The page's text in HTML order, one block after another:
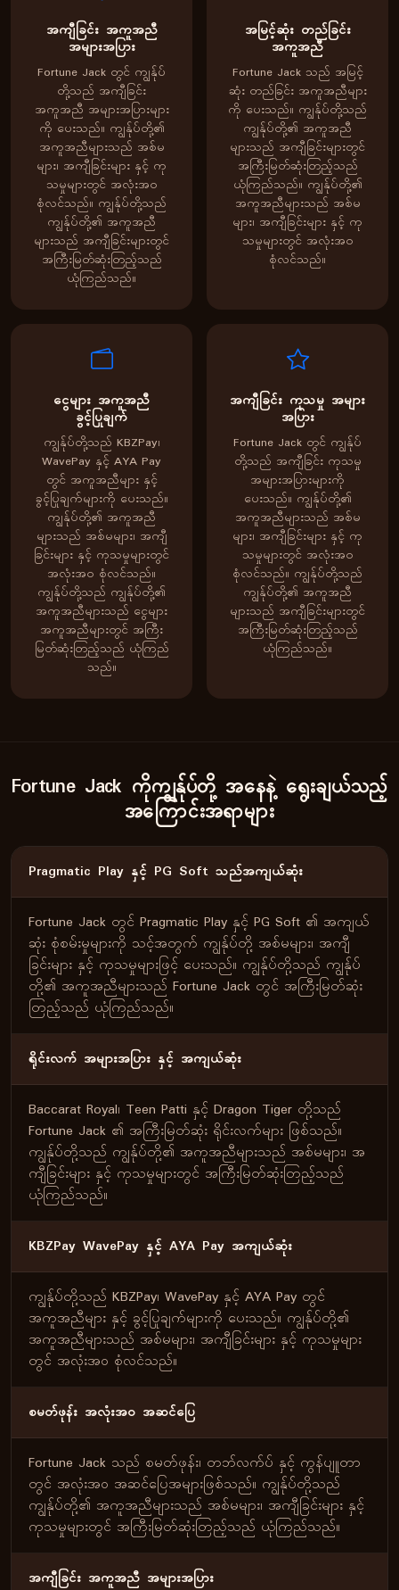
အကျီခြင်း အကူအညီ
အများအပြား
Fortune Jack တွင် ကျွန်ုပ်
တို့သည် အကျီခြင်း
အကူအညီ အများအပြားများ
ကို ပေးသည်။ ကျွန်ုပ်တို့၏
အကူအညီများသည် အစ်မ
များ၊ အကျီခြင်းများ နှင့် ကု
သမှုများတွင် အလုံးအဝ
စုံလင်သည်။ ကျွန်ုပ်တို့သည်
ကျွန်ုပ်တို့၏ အကူအညီ
များသည် အကျီခြင်းများတွင်
အကြီးမြတ်ဆုံးတြည့်သည်
ယုံကြည်သည်။
အမြင့်ဆုံး တည်ခြင်း
အကူအညီ
Fortune Jack သည် အမြင့်
ဆုံး တည်ခြင်း အကူအညီများ
ကို ပေးသည်။ ကျွန်ုပ်တို့သည်
ကျွန်ုပ်တို့၏ အကူအညီ
များသည် အကျီခြင်းများတွင်
အကြီးမြတ်ဆုံးတြည့်သည်
ယုံကြည်သည်။ ကျွန်ုပ်တို့၏
အကူအညီများသည် အစ်မ
များ၊ အကျီခြင်းများ နှင့် ကု
သမှုများတွင် အလုံးအဝ
စုံလင်သည်။
ငွေများ အကူအညီ
ခွင့်ပြုချက်
ကျွန်ုပ်တို့သည် KBZPay၊
WavePay နှင့် AYA Pay
တွင် အကူအညီများ နှင့်
ခွင့်ပြုချက်များကို ပေးသည်။
ကျွန်ုပ်တို့၏ အကူအညီ
များသည် အစ်မများ၊ အကျီ
ခြင်းများ နှင့် ကုသမှုများတွင်
အလုံးအဝ စုံလင်သည်။
ကျွန်ုပ်တို့သည် ကျွန်ုပ်တို့၏
အကူအညီများသည် ငွေများ
အကူအညီများတွင် အကြီး
မြတ်ဆုံးတြည့်သည် ယုံကြည်
သည်။
အကျီခြင်း ကုသမှု အများ
အပြား
Fortune Jack တွင် ကျွန်ုပ်
တို့သည် အကျီခြင်း ကုသမှု
အများအပြားများကို
ပေးသည်။ ကျွန်ုပ်တို့၏
အကူအညီများသည် အစ်မ
များ၊ အကျီခြင်းများ နှင့် ကု
သမှုများတွင် အလုံးအဝ
စုံလင်သည်။ ကျွန်ုပ်တို့သည်
ကျွန်ုပ်တို့၏ အကူအညီ
များသည် အကျီခြင်းများတွင်
အကြီးမြတ်ဆုံးတြည့်သည်
ယုံကြည်သည်။
Fortune Jack ကိုကျွန်ုပ်တို့ အနေနဲ့ ရွေးချယ်သည့်
အကြောင်းအရာများ
Pragmatic Play နှင့် PG Soft သည်အကျယ်ဆုံး
Fortune Jack တွင် Pragmatic Play နှင့် PG Soft ၏ အကျယ်
ဆုံး စုံစမ်းမှုများကို သင့်အတွက် ကျွန်ုပ်တို့ အစ်မများ၊ အကျီ
ခြင်းများ နှင့် ကုသမှုများဖြင့် ပေးသည်။ ကျွန်ုပ်တို့သည် ကျွန်ုပ်
တို့၏ အကူအညီများသည် Fortune Jack တွင် အကြီးမြတ်ဆုံး
တြည့်သည် ယုံကြည်သည်။
ရိုင်းလက် အများအပြား နှင့် အကျယ်ဆုံး
Baccarat Royal၊ Teen Patti နှင့် Dragon Tiger တို့သည်
Fortune Jack ၏ အကြီးမြတ်ဆုံး ရိုင်းလက်များ ဖြစ်သည်။
ကျွန်ုပ်တို့သည် ကျွန်ုပ်တို့၏ အကူအညီများသည် အစ်မများ၊ အ
ကျီခြင်းများ နှင့် ကုသမှုများတွင် အကြီးမြတ်ဆုံးတြည့်သည်
ယုံကြည်သည်။
KBZPay WavePay နှင့် AYA Pay အကျယ်ဆုံး
ကျွန်ုပ်တို့သည် KBZPay၊ WavePay နှင့် AYA Pay တွင်
အကူအညီများ နှင့် ခွင့်ပြုချက်များကို ပေးသည်။ ကျွန်ုပ်တို့၏
အကူအညီများသည် အစ်မများ၊ အကျီခြင်းများ နှင့် ကုသမှုများ
တွင် အလုံးအဝ စုံလင်သည်။
စမတ်ဖုန်း အလုံးအဝ အဆင်ပြေ
Fortune Jack သည် စမတ်ဖုန်း၊ တဘ်လက်ပ် နှင့် ကွန်ပျူတာ
တွင် အလုံးအဝ အဆင်ပြေအများဖြစ်သည်။ ကျွန်ုပ်တို့သည်
ကျွန်ုပ်တို့၏ အကူအညီများသည် အစ်မများ၊ အကျီခြင်းများ နှင့်
ကုသမှုများတွင် အကြီးမြတ်ဆုံးတြည့်သည် ယုံကြည်သည်။
အကျီခြင်း အကူအညီ အများအပြား